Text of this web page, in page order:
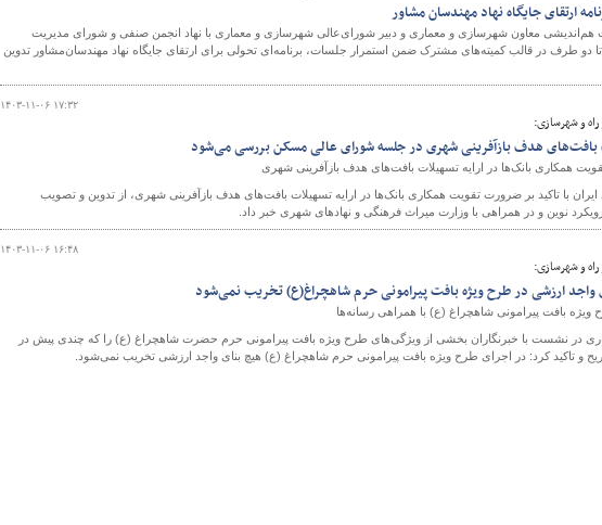
راه و
ارتقای جایگاه نهاد مهندسان مشاور
معاون شهرسازی و معماری و دبیر شورای‌عالی شهرسازی و معماری با نهاد انجمن صنفی و شورای مدیریت
دو طرف در قالب کمیته‌های مشترک ضمن استمرار جلسات، برنامه‌ای تحولی برای ارتقای جایگاه نهاد مهندسان‌مشاور تدوین
۱۴۰۳-۱۱-۰۶ ۱۷:۳۲
و شهرسازی:
بافت‌های هدف بازآفرینی شهری در جلسه شورای عالی مسکن بررسی می‌شود
همکاری بانک‌ها در ارایه تسهیلات بافت‌های هدف بازآفرینی شهری
با تاکید بر ضرورت تقویت همکاری بانک‌ها در ارایه تسهیلات بافت‌های هدف بازآفرینی شهری، از تدوین و تصویب
نوین و در همراهی با وزارت میراث فرهنگی و نهادهای شهری خبر داد.
۱۴۰۳-۱۱-۰۶ ۱۶:۴۸
و شهرسازی:
واجد ارزشی در طرح ویژه بافت پیرامونی حرم شاهچراغ(ع) تخریب نمی‌شود
بافت پیرامونی شاهچراغ (ع) با همراهی رسانه‌ها
در نشست با خبرنگاران بخشی از ویژگی‌های طرح ویژه بافت پیرامونی حرم حضرت شاهچراغ (ع) را که چندی پیش در
و تاکید کرد: در اجرای طرح ویژه بافت پیرامونی حرم شاهچراغ (ع) هیچ بنای واجد ارزشی تخریب نمی‌شود.